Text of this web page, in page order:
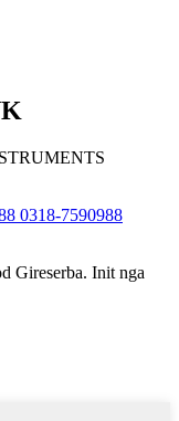
0318-7590988
Gireserba. Init nga